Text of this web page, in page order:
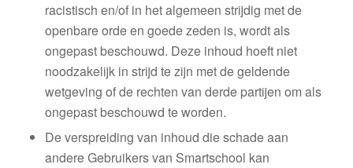
racistisch en/of in het algemeen strijdig met de
openbare orde en goede zeden is, wordt als
ongepast beschouwd. Deze inhoud hoeft niet
noodzakelijk in strijd te zijn met de geldende
wetgeving of de rechten van derde partijen om als
ongepast beschouwd te worden.
De verspreiding van inhoud die schade aan
andere Gebruikers van Smartschool kan